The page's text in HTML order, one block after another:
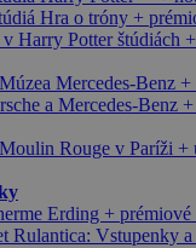
Hra o tróny +
Harry Potter štúdiách
Mercedes-Benz
a Mercedes-Benz
Rouge v Paríži +
Erding + prémiové
Rulantica: Vstupenky